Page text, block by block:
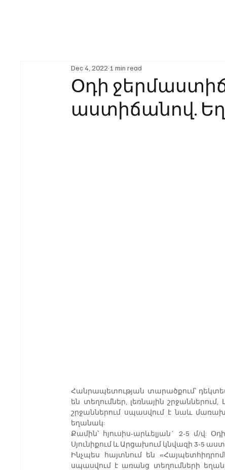
Օդի
աստիճանով.
Dec 4, 2022 1 min read
Հանրապետության տարածքում՝
են տեղումներ, լեռնային շրջաններում,
շրջաններում սպասվում է նաև
եղանակ:
Քամին՝ հյուսիս-արևելյան` 2-5 մ/վ:
Սյունիքում և Արցախում կնվազի 3-5
Ինչպես հայտնում են
սպասվում է առանց տեղումների